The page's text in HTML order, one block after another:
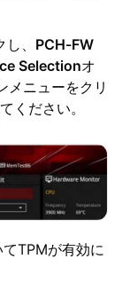
、 PCH-FW
Selectionオ
メニューをクリ
ください。
TPMが有効に